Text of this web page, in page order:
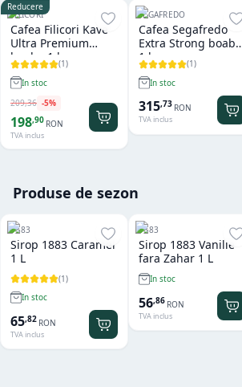
Reducere
FILICORI
Cafea Filicori Kave
Ultra Premium
boabe 1 kg
(1)
In stoc
209,36 -5%
198,90 RON
TVA inclus
SEGAFREDO
Cafea Segafredo
Extra Strong boabe
1 kg
(1)
In stoc
315,73 RON
TVA inclus
Produse de sezon
1883
Sirop 1883 Caramel
1 L
(1)
In stoc
65,82 RON
TVA inclus
1883
Sirop 1883 Vanilie
fara Zahar 1 L
In stoc
56,86 RON
TVA inclus